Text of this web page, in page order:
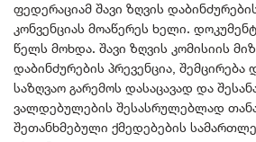
ფედერაციამ შავი ზღვის
კონვენციას მოაწერეს ხელი.
წელს მოხდა. შავი ზღვის კომისიის
დაბინძურების პრევენცია,
საზღვაო გარემოს დასაცავად და
ვალდებულების შესასრულებლად
შეთანხმებული ქმედებების